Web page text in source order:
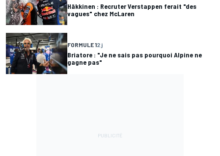
Häkkinen : Recruter Verstappen ferait "des
vagues" chez McLaren
FORMULE 12 j
Briatore : "Je ne sais pas pourquoi Alpine ne
gagne pas"